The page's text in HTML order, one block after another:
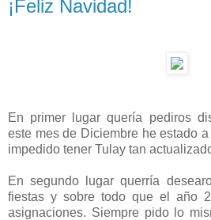
¡Feliz Navidad!
En primer lugar quería pediros
este mes de Diciembre he estado
impedido tener Tulay tan
En segundo lugar querría
fiestas y sobre todo que el año
asignaciones. Siempre pido lo